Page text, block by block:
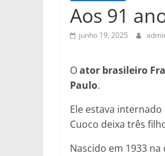
Aos 91
junho 19, 2025
Oator brasileiro
Paulo.
Ele estava
Cuoco deixa três
Nascido em 1933